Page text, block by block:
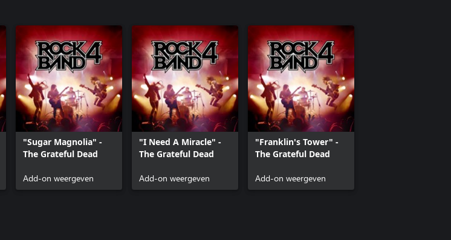
"Sugar Magnolia" -
The Grateful Dead
Add-on weergeven
"I Need A Miracle" -
The Grateful Dead
Add-on weergeven
"Franklin's Tower" -
The Grateful Dead
Add-on weergeven